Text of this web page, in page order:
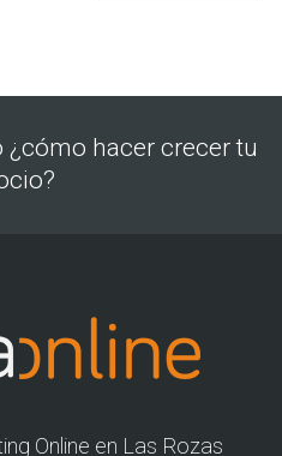
hacer crecer tu
Online en Las Rozas